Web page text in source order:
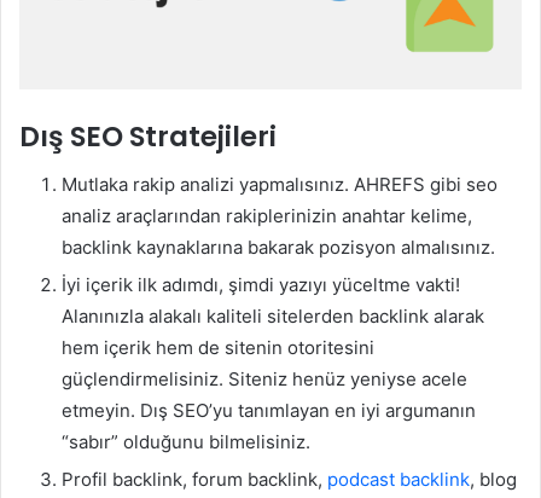
Dış SEO Stratejileri
Mutlaka rakip analizi yapmalısınız. AHREFS gibi seo
analiz araçlarından rakiplerinizin anahtar kelime,
backlink kaynaklarına bakarak pozisyon almalısınız.
İyi içerik ilk adımdı, şimdi yazıyı yüceltme vakti!
Alanınızla alakalı kaliteli sitelerden backlink alarak
hem içerik hem de sitenin otoritesini
güçlendirmelisiniz. Siteniz henüz yeniyse acele
etmeyin. Dış SEO’yu tanımlayan en iyi argumanın
“sabır” olduğunu bilmelisiniz.
Profil backlink, forum backlink, podcast backlink, blog